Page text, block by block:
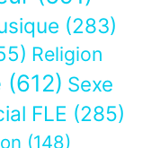
(283)
Religion
(612) Sexe
FLE (285)
(148)